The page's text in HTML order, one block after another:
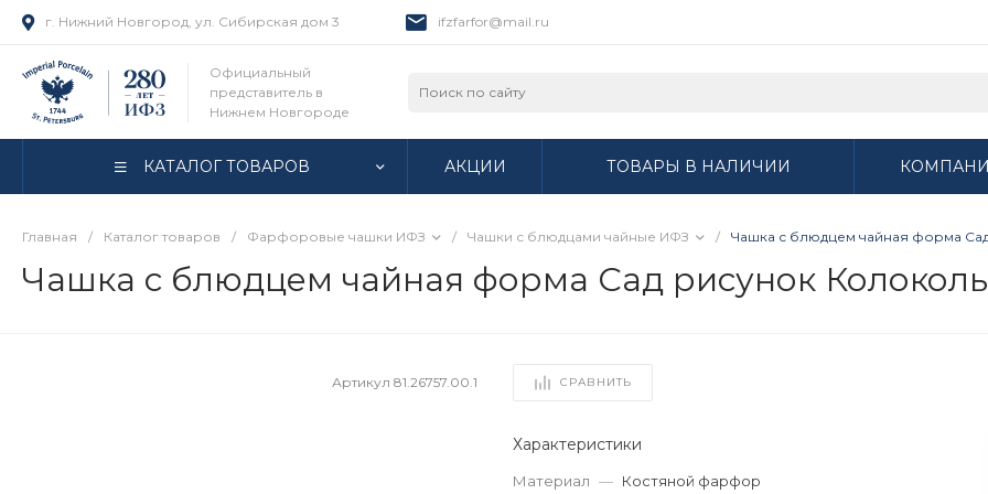
г. Нижний Новгород, ул. Сибирская дом 3 ifzfarfor@mail.ru
Официальный
представитель в
Нижнем Новгороде
КАТАЛОГ ТОВАРОВ АКЦИИ ТОВАРЫ В НАЛИЧИИ
Главная / Каталог товаров / Фарфоровые чашки ИФЗ / Чашки с блюдцами чайные ИФЗ / Чашка с блюдцем чайная форма Сад
Чашка с блюдцем чайная форма Сад рисунок
Артикул81.26757.00.1 СРАВНИТЬ
Характеристики
Материал — Костяной фарфор